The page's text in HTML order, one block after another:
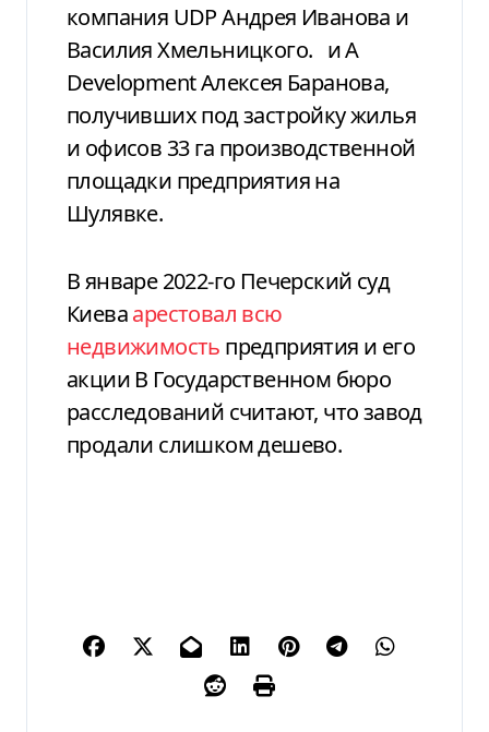
компания UDP Андрея Иванова и
Василия Хмельницкого. и A
Development Алексея Баранова,
получивших под застройку жилья
и офисов 33 га производственной
площадки предприятия на
Шулявке.
В январе 2022-го Печерский суд
Киеваарестовал всю
недвижимость предприятия и его
акции В Государственном бюро
расследований считают, что завод
продали слишком дешево.